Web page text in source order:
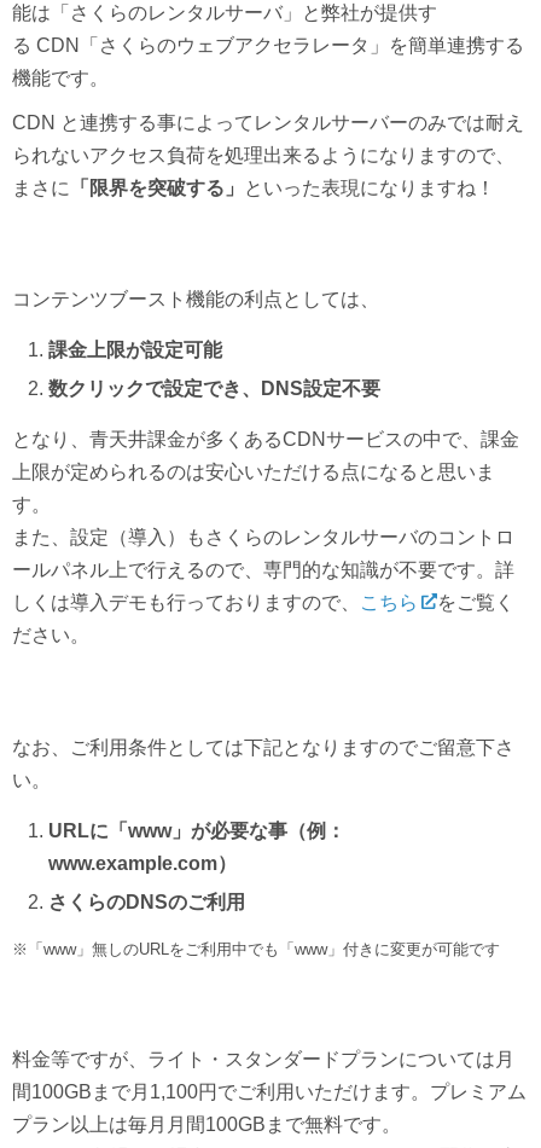
能は「さくらのレンタルサーバ」と弊社が提供す
る CDN「さくらのウェブアクセラレータ」を簡単連携する
機能です。
CDN と連携する事によってレンタルサーバーのみでは耐え
られないアクセス負荷を処理出来るようになりますので、
まさに
「限界を突破する」 といった表現になりますね！
コンテンツブースト機能の利点としては、
課金上限が設定可能
数クリックで設定でき、DNS設定不要
となり、青天井課金が多くあるCDNサービスの中で、課金
上限が定められるのは安心いただける点になると思いま
す。
また、設定（導入）もさくらのレンタルサーバのコントロ
ールパネル上で行えるので、専門的な知識が不要です。詳
しくは導入デモも行っておりますので、
こちら
をご覧く
ださい。
なお、ご利用条件としては下記となりますのでご留意下さ
い。
URLに「www」が必要な事（例：
www.example.com）
さくらのDNSのご利用
※「www」無しのURLをご利用中でも「www」付きに変更が可能です
料金等ですが、ライト・スタンダードプランについては月
間100GBまで月1,100円でご利用いただけます。プレミアム
プラン以上は毎月月間100GBまで無料です。